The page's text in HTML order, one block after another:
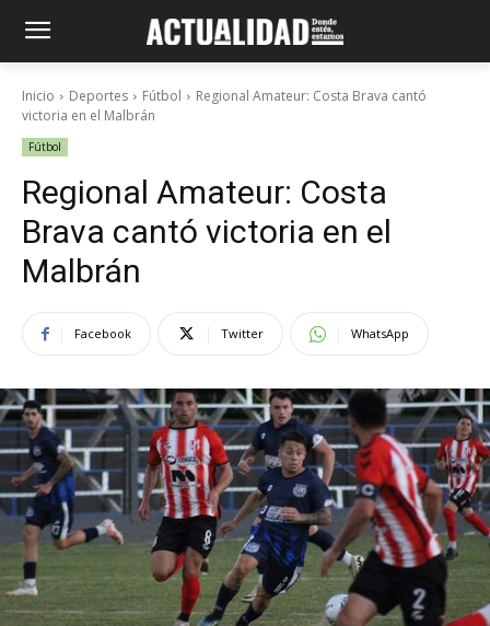
Inicio Deportes Fútbol
Regional Amateur: Costa Brava cantó
victoria en el Malbrán
Fútbol
Regional Amateur: Costa
Brava cantó victoria en el
Malbrán
Facebook Twitter WhatsApp